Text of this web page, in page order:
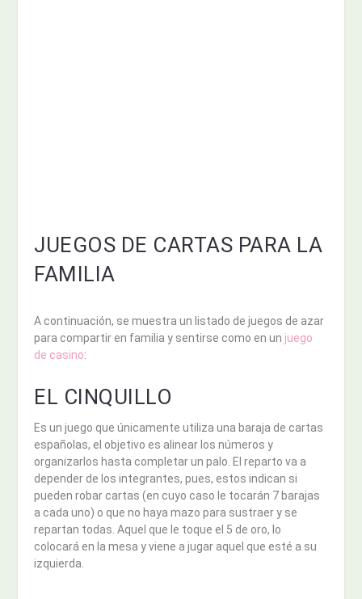
JUEGOS DE CARTAS PARA LA
FAMILIA
A continuación, se muestra un listado de juegos de azar
para compartir en familia y sentirse como en un juego
de casino:
EL CINQUILLO
Es un juego que únicamente utiliza una baraja de cartas
españolas, el objetivo es alinear los números y
organizarlos hasta completar un palo. El reparto va a
depender de los integrantes, pues, estos indican si
pueden robar cartas (en cuyo caso le tocarán 7 barajas
a cada uno) o que no haya mazo para sustraer y se
repartan todas. Aquel que le toque el 5 de oro, lo
colocará en la mesa y viene a jugar aquel que esté a su
izquierda.